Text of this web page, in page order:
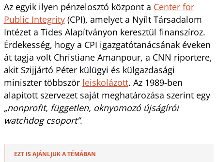
Az egyik ilyen pénzelosztó központ a Center for
Public Integrity(CPI), amelyet a Nyílt Társadalom
Intézet a Tides Alapítványon keresztül finanszíroz.
Érdekesség, hogy a CPI igazgatótanácsának éveken
át tagja volt Christiane Amanpour, a CNN riportere,
akit Szijjártó Péter külügyi és külgazdasági
miniszter többször leiskolázott. Az 1989-ben
alapított szervezet saját meghatározása szerint egy
„nonprofit, független, oknyomozó újságírói
watchdog csoport”.
EZT IS AJÁNLJUK A TÉMÁBAN